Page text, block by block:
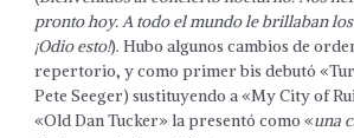
pronto hoy. A todo el mundo le brillaban los
¡Odio esto!). Hubo algunos cambios de
repertorio, y como primer bis debutó
Pete Seeger) sustituyendo a «My City of
«Old Dan Tucker» la presentó como «una